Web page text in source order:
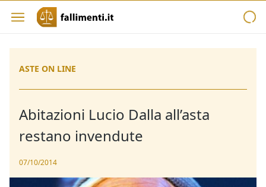
ASTE ON LINE
Abitazioni Lucio Dalla all’asta
restano invendute
07/10/2014